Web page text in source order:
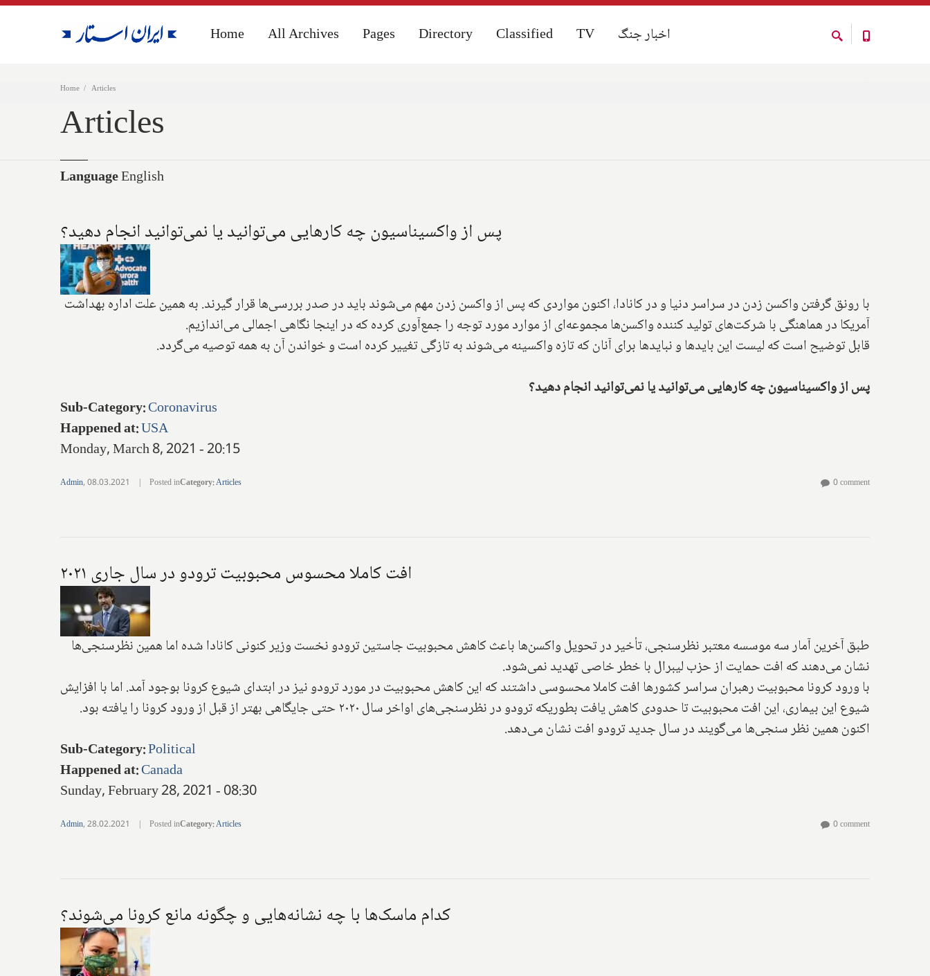
Home All Archives Pages Directory Classified TV اخبار جنگ
Home Articles
Home All Archives Pages Directory Classified TV اخبار جنگ
Articles
LanguageEnglish
پس از واکسیناسیون چه کارهایی می‌توانید یا نمی‌توانید انجام دهید؟
با رونق گرفتن واکسن زدن در سراسر دنیا و در کانادا، اکنون مواردی که پس از واکسن زدن مهم می‌شوند باید در صدر بررسی‌ها قرار گیرند. به همین علت اداره بهداشت
آمریکا در هماهنگی با شرکت‌های تولید کننده واکسن‌ها مجموعه‌ای از موارد مورد توجه را جمع‌آوری کرده که در اینجا نگاهی اجمالی می‌اندازیم.
قابل توضیح است که لیست این بایدها و نبایدها برای آنان که تازه واکسینه می‌شوند به تازگی تغییر کرده است و خواندن آن به همه توصیه می‌گردد.
پس از واکسیناسیون چه کارهایی می‌توانید یا نمی‌توانید انجام دهید؟
Sub-Category:Coronavirus
Happened at:USA
Monday, March 8, 2021 - 20:15
Admin,08.03.2021 | Posted inCategory:Articles 0 comment
افت کاملا محسوس محبوبیت ترودو در سال جاری ۲۰۲۱
طبق آخرین آمار سه موسسه معتبر نظرسنجی، تأخیر در تحویل واکسن‌ها باعث کاهش محبوبیت جاستین ترودو نخست وزیر کنونی کانادا شده اما همین نظرسنجی‌ها
نشان می‌دهند که افت حمایت از حزب لیبرال با خطر خاصی تهدید نمی‌شود.
با ورود کرونا محبوبیت رهبران سراسر کشورها افت کاملا محسوسی داشتند که این کاهش محبوبیت در مورد ترودو نیز در ابتدای شیوع کرونا بوجود آمد. اما با افزایش
شیوع این بیماری، این افت محبوبیت تا حدودی کاهش یافت بطوریکه ترودو در نظرسنجی‌های اواخر سال ۲۰۲۰ حتی جایگاهی بهتر از قبل از ورود کرونا را یافته بود.
اکنون همین نظر سنجی‌ها می‌گویند در سال جدید ترودو افت نشان می‌دهد.
Sub-Category:Political
Happened at:Canada
Sunday, February 28, 2021 - 08:30
Admin,28.02.2021 | Posted inCategory:Articles 0 comment
کدام ماسک‌ها با چه نشانه‌هایی و چگونه مانع کرونا می‌شوند؟